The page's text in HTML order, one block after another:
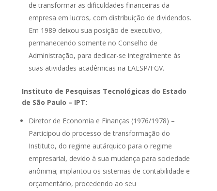
de transformar as dificuldades financeiras da
empresa em lucros, com distribuição de dividendos.
Em 1989 deixou sua posição de executivo,
permanecendo somente no Conselho de
Administração, para dedicar-se integralmente às
suas atividades acadêmicas na EAESP/FGV.
Instituto de Pesquisas Tecnológicas do Estado
de São Paulo – IPT:
Diretor de Economia e Finanças (1976/1978) –
Participou do processo de transformação do
Instituto, do regime autárquico para o regime
empresarial, devido à sua mudança para sociedade
anônima; implantou os sistemas de contabilidade e
orçamentário, procedendo ao seu